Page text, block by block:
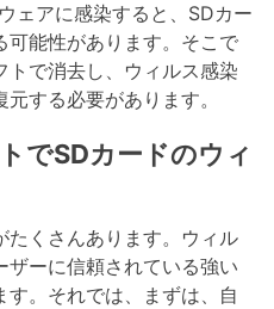
ェアに感染すると、SDカー
可能性があります。そこで
トで消去し、ウィルス感染
する必要があります。
でSDカードのウィ
たくさんあります。ウィル
ザーに信頼されている強い
。それでは、まずは、自